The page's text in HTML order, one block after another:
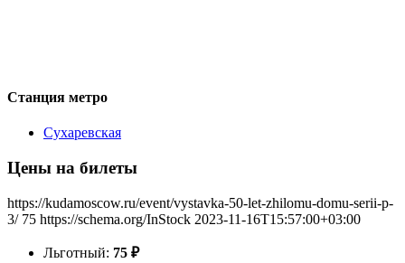
Станция метро
Сухаревская
Цены на билеты
https://kudamoscow.ru/event/vystavka-50-let-zhilomu-domu-serii-p-
3/ 75 https://schema.org/InStock 2023-11-16T15:57:00+03:00
Льготный: 75 ₽